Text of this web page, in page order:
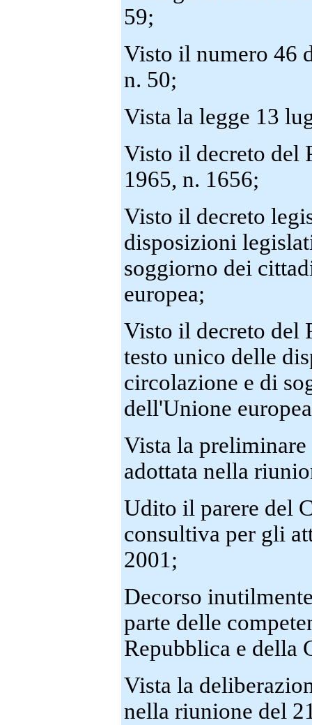
59;
Visto il numero 46
n. 50;
Vista la legge 13
Visto il decreto del
1965, n. 1656;
Visto il decreto
disposizioni
soggiorno dei
europea;
Visto il decreto del
testo unico delle
circolazione e di
dell'Unione
Vista la
adottata nella
Udito il parere del
consultiva per gli
2001;
Decorso
parte delle
Repubblica e della
Vista la
nella riunione del